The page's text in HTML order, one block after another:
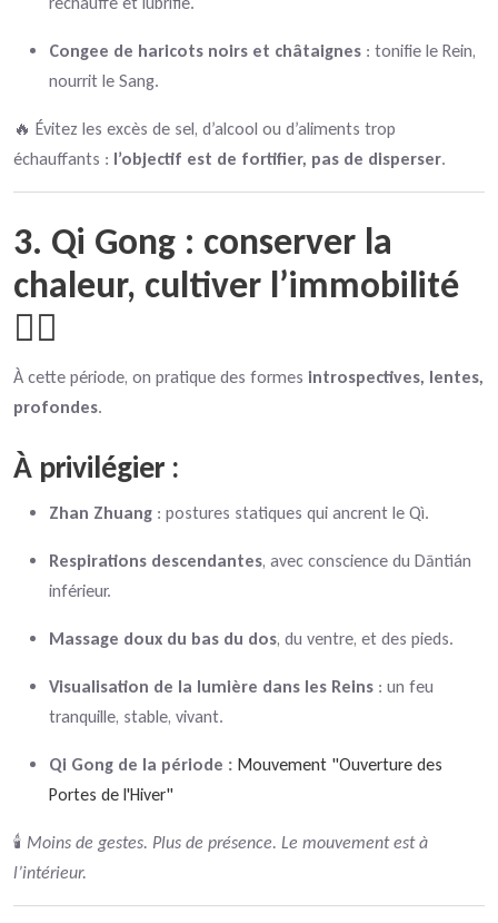
Congee de haricots noirs et châtaignes : tonifie le Rein,
nourrit le Sang.
🔥 Évitez les excès de sel, d’alcool ou d’aliments trop
échauffants : l’objectif est de fortifier, pas de disperser.
3. Qi Gong : conserver la
chaleur, cultiver l’immobilité
🧘‍♀️
À cette période, on pratique des formes introspectives, lentes,
profondes.
À privilégier :
Zhan Zhuang : postures statiques qui ancrent le Qì.
Respirations descendantes, avec conscience du Dāntián
inférieur.
Massage doux du bas du dos, du ventre, et des pieds.
Visualisation de la lumière dans les Reins : un feu
tranquille, stable, vivant.
Qi Gong de la période : Mouvement "Ouverture des
Portes de l'Hiver"
🕯️ Moins de gestes. Plus de présence. Le mouvement est à
l’intérieur.